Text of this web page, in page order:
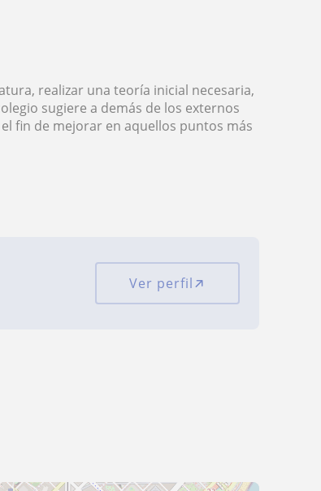
realizar una teoría inicial necesaria,
sugiere a demás de los externos
fin de mejorar en aquellos puntos más
Ver perfil